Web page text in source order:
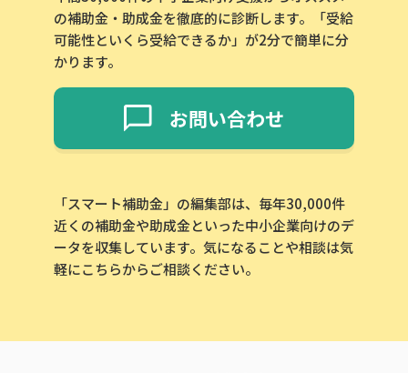
の補助金・助成金を徹底的に診断します。「受給
可能性といくら受給できるか」が2分で簡単に分
かります。
お問い合わせ
「スマート補助金」の編集部は、毎年30,000件
近くの補助金や助成金といった中小企業向けのデ
ータを収集しています。気になることや相談は気
軽にこちらからご相談ください。